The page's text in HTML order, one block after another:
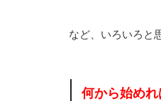
など、いろいろと
何から始めれ